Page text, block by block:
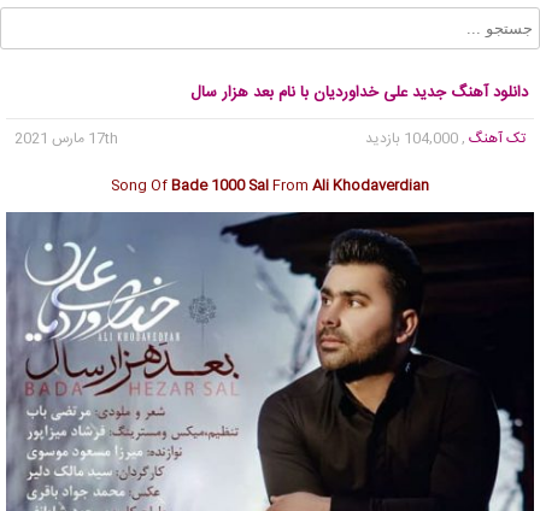
دانلود آهنگ جدید علی خداوردیان با نام بعد هزار سال
تک آهنگ , 104,000 بازدید
17th مارس 2021
Song OfBade 1000 SalFrom Ali Khodaverdian